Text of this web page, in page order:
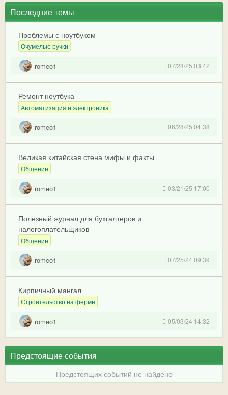
Последние темы
Проблемы с ноутбуком
Очумелые ручки
romeo1 07/28/25 03:42
Ремонт ноутбука
Автоматизация и электроника
romeo1 06/28/25 04:38
Великая китайская стена мифы и факты
Общение
romeo1 03/21/25 17:00
Полезный журнал для бухгалтеров и
налогоплательщиков
Общение
romeo1 07/25/24 09:39
Кирпичный мангал
Строительство на ферме
romeo1 05/03/24 14:32
Предстоящие события
Предстоящих событий не найдено